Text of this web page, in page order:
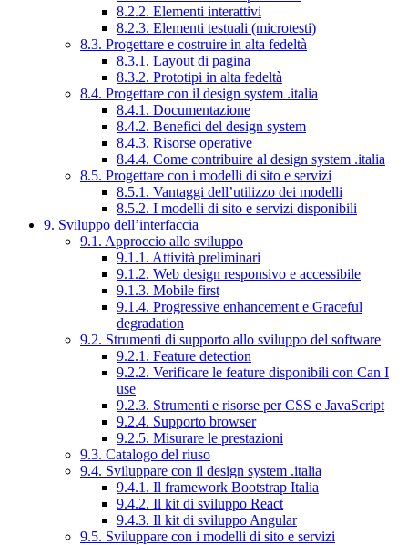
8.2.2. Elementi interattivi
8.2.3. Elementi testuali (microtesti)
8.3. Progettare e costruire in alta fedeltà
8.3.1. Layout di pagina
8.3.2. Prototipi in alta fedeltà
8.4. Progettare con il design system .italia
8.4.1. Documentazione
8.4.2. Benefici del design system
8.4.3. Risorse operative
8.4.4. Come contribuire al design system .italia
8.5. Progettare con i modelli di sito e servizi
8.5.1. Vantaggi dell’utilizzo dei modelli
8.5.2. I modelli di sito e servizi disponibili
9. Sviluppo dell’interfaccia
9.1. Approccio allo sviluppo
9.1.1. Attività preliminari
9.1.2. Web design responsivo e accessibile
9.1.3. Mobile first
9.1.4. Progressive enhancement e Graceful
degradation
9.2. Strumenti di supporto allo sviluppo del software
9.2.1. Feature detection
9.2.2. Verificare le feature disponibili con Can I
use
9.2.3. Strumenti e risorse per CSS e JavaScript
9.2.4. Supporto browser
9.2.5. Misurare le prestazioni
9.3. Catalogo del riuso
9.4. Sviluppare con il design system .italia
9.4.1. Il framework Bootstrap Italia
9.4.2. Il kit di sviluppo React
9.4.3. Il kit di sviluppo Angular
9.5. Sviluppare con i modelli di sito e servizi